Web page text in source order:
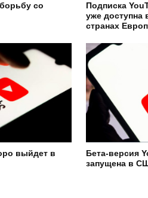
со
Подписка
уже доступна
странах
выйдет в
Бета-версия
запущена в